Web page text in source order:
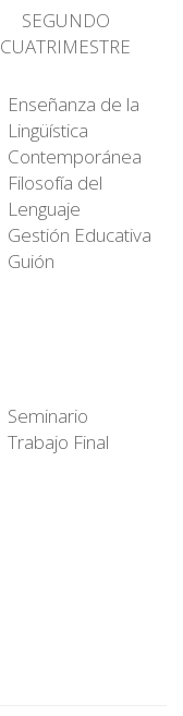
SEGUNDO
CUATRIMESTRE
Enseñanza de la
Lingüística
Contemporánea
Filosofía del
Lenguaje
Gestión Educativa
Guión
Seminario
Trabajo Final